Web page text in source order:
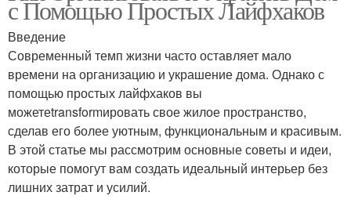
с Помощью Простых Лайфхаков
Введение
Современный темп жизни часто оставляет мало
времени на организацию и украшение дома. Однако с
помощью простых лайфхаков вы
можетеtransformировать свое жилое пространство,
сделав его более уютным, функциональным и красивым.
В этой статье мы рассмотрим основные советы и идеи,
которые помогут вам создать идеальный интерьер без
лишних затрат и усилий.